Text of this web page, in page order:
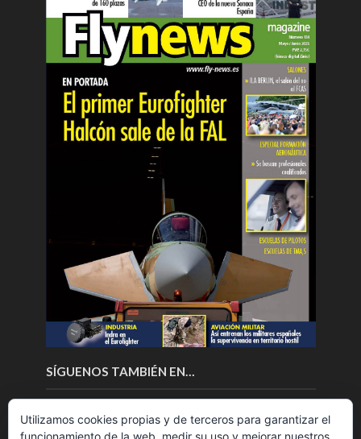
SÍGUENOS TAMBIÉN EN…
Utilizamos cookies propias y de terceros para garantizar el
funcionamiento de la web, medir su uso y mejorar nuestros